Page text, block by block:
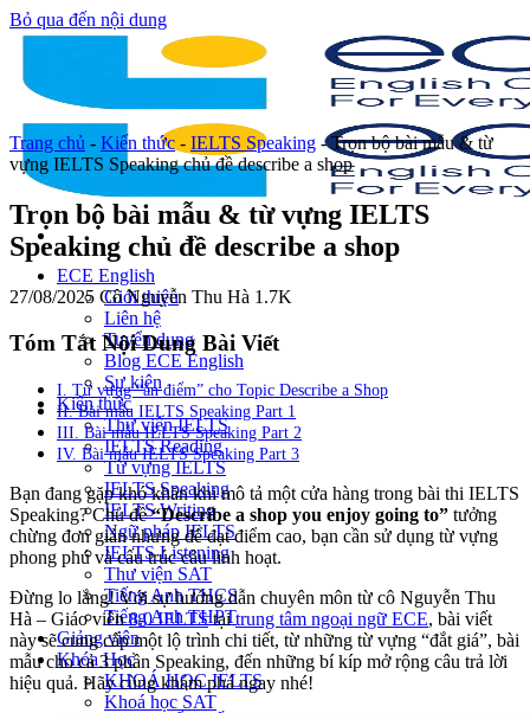
Bỏ qua đến nội dung
ECE English
Giới thiệu
Liên hệ
Tuyển dụng
Blog ECE English
Sự kiện
Kiến thức
Thư viện IELTS
IELTS Reading
Từ vựng IELTS
IELTS Speaking
IELTS Writing
Ngữ pháp IELTS
IELTS Listening
Thư viện SAT
Tiếng Anh THCS
Tiếng Anh THPT
Giảng viên
Khóa Học
KHOÁ HỌC IELTS
Khoá học SAT
Trang chủ - Kiến thức - IELTS Speaking -Trọn bộ bài mẫu & từ
vựng IELTS Speaking chủ đề describe a shop
Trọn bộ bài mẫu & từ vựng IELTS
Speaking chủ đề describe a shop
27/08/2025 Cô Nguyễn Thu Hà 1.7K
Tóm Tắt Nội Dung Bài Viết
I. Từ vựng “ăn điểm” cho Topic Describe a Shop
II. Bài mẫu IELTS Speaking Part 1
III. Bài mẫu IELTS Speaking Part 2
IV. Bài mẫu IELTS Speaking Part 3
Bạn đang gặp khó khăn khi mô tả một cửa hàng trong bài thi IELTS
Speaking? Chủ đề“Describe a shop you enjoy going to” tưởng
chừng đơn giản nhưng để đạt điểm cao, bạn cần sử dụng từ vựng
phong phú và cấu trúc câu linh hoạt.
Đừng lo lắng! Với sự hướng dẫn chuyên môn từ cô Nguyễn Thu
Hà – Giáo viên8.0 IELTStạitrung tâm ngoại ngữ ECE, bài viết
này sẽ cung cấp một lộ trình chi tiết, từ những từ vựng “đắt giá”, bài
mẫu cho cả 3 phần Speaking, đến những bí kíp mở rộng câu trả lời
hiệu quả. Hãy cùng khám phá ngay nhé!